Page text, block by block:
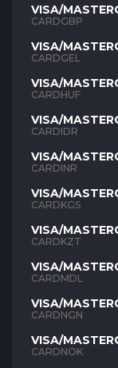
VISA/
GBP
CARDGBP
VISA/
GEL
CARDGEL
VISA/
HUF
CARDHUF
VISA/
IDR
CARDIDR
VISA/
INR
CARDINR
VISA/
KGS
CARDKGS
VISA/
KZT
CARDKZT
VISA/
MDL
CARDMDL
VISA/
NGN
CARDNGN
VISA/
NOK
CARDNOK